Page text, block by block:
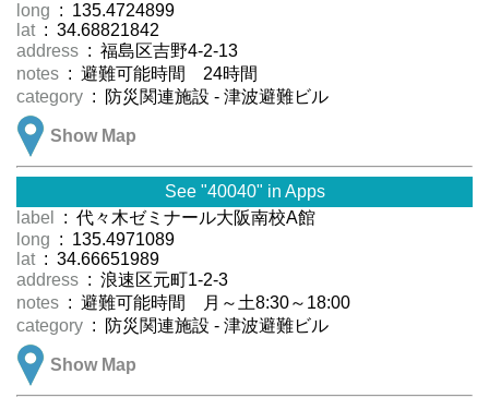
long : 135.4724899
lat : 34.68821842
address : 福島区吉野4-2-13
notes : 避難可能時間 24時間
category : 防災関連施設 - 津波避難ビル
Show Map
See "40040" in Apps
label
: 代々木ゼミナール大阪南校A館
long : 135.4971089
lat : 34.66651989
address : 浪速区元町1-2-3
notes : 避難可能時間 月～土8:30～18:00
category : 防災関連施設 - 津波避難ビル
Show Map